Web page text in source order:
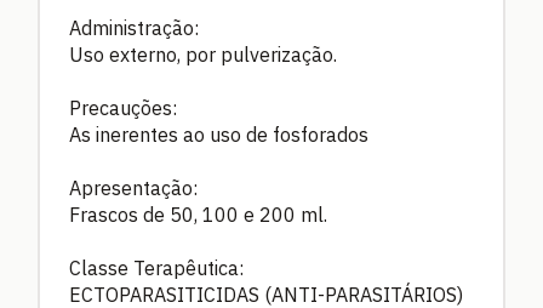
Administração:
Uso externo, por pulverização.
Precauções:
As inerentes ao uso de fosforados
Apresentação:
Frascos de 50, 100 e 200 ml.
Classe Terapêutica:
ECTOPARASITICIDAS (ANTI-PARASITÁRIOS)